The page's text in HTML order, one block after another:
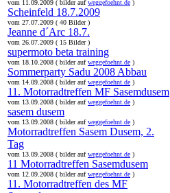
vom 11.09.2009 ( bilder aufweggefoehnt.de )
Scheinfeld 18.7.2009
vom 27.07.2009 ( 40 Bilder )
Jeanne d´Arc 18.7.
vom 26.07.2009 ( 15 Bilder )
supermoto beta training
vom 18.10.2008 ( bilder aufweggefoehnt.de )
Sommerparty Sadu 2008 Abbau
vom 14.09.2008 ( bilder aufweggefoehnt.de )
11. Motorradtreffen MF Sasemdusem
vom 13.09.2008 ( bilder aufweggefoehnt.de )
sasem dusem
vom 13.09.2008 ( bilder aufweggefoehnt.de )
Motorradtreffen Sasem Dusem, 2.
Tag
vom 13.09.2008 ( bilder aufweggefoehnt.de )
11 Motorradtreffen Sasemdusem
vom 12.09.2008 ( bilder aufweggefoehnt.de )
11. Motorradtreffen des MF